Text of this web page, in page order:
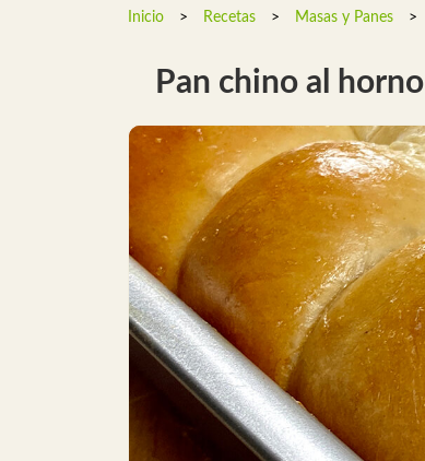
Inicio > Recetas > Masas y Panes >
Pan chino al horno